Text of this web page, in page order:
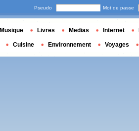
Pseudo Mot de passe
Musique Livres Medias Internet
Cuisine Environnement Voyages